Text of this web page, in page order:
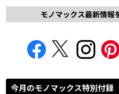
モノマックス最新情報
今月のモノマックス特別付録